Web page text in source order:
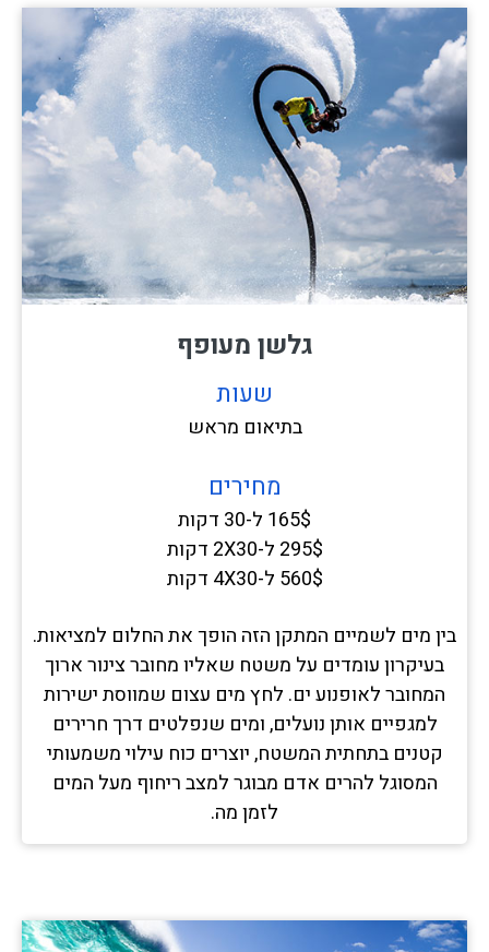
גלשן מעופף
שעות
בתיאום מראש
מחירים
165$ ל-30 דקות
295$ ל-2X30 דקות
560$ ל-4X30 דקות
בין מים לשמיים המתקן הזה הופך את החלום למציאות.
בעיקרון עומדים על משטח שאליו מחובר צינור ארוך
המחובר לאופנוע ים. לחץ מים עצום שמווסת ישירות
למגפיים אותן נועלים, ומים שנפלטים דרך חרירים
קטנים בתחתית המשטח, יוצרים כוח עילוי משמעותי
המסוגל להרים אדם מבוגר למצב ריחוף מעל המים
לזמן מה.